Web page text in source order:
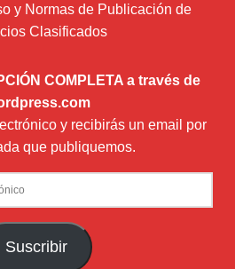
y Normas de Publicación de
Clasificados
COMPLETA a través de
y recibirás un email por
que publiquemos.
Suscribir